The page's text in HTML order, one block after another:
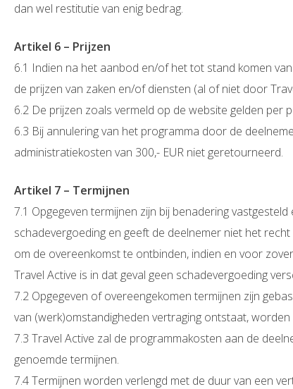
dan wel restitutie van enig bedrag.
Artikel 6 – Prijzen
6.1 Indien na het aanbod en/of het tot stand komen
de prijzen van zaken en/of diensten (al of niet door
6.2 De prijzen zoals vermeld op de website gelden per
6.3 Bij annulering van het programma door de
administratiekosten van 300,- EUR niet geretourneerd.
Artikel 7 – Termijnen
7.1 Opgegeven termijnen zijn bij benadering
schadevergoeding en geeft de deelnemer niet het
om de overeenkomst te ontbinden, indien en voor
Travel Active is in dat geval geen schadevergoeding
7.2 Opgegeven of overeengekomen termijnen zijn
van (werk)omstandigheden vertraging ontstaat,
7.3 Travel Active zal de programmakosten aan de
genoemde termijnen.
7.4 Termijnen worden verlengd met de duur van een